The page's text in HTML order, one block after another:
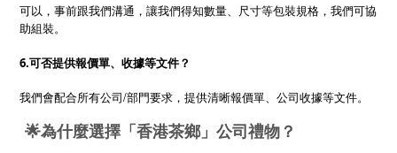
可以，事前跟我們溝通，讓我們得知數量、尺寸等包裝規格，我們可協
助組裝。
6.可否提供報價單、收據等文件？
我們會配合所有公司 /部門要求，提供清晰報價單、公司收據等文件。
🌟為什麼選擇「香港茶鄉」公司禮物？